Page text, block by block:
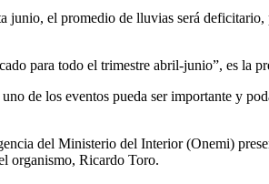
el promedio de lluvias será
para todo el trimestre abril-junio”, es la
de los eventos pueda ser importante y
del Ministerio del Interior (Onemi)
organismo, Ricardo Toro.